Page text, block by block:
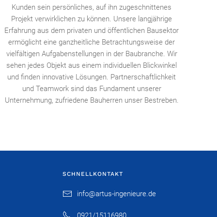
Kunden sein persönliches, auf ihn zugeschnittenes
Projekt verwirklichen zu können. Unsere langjährige
Erfahrung aus dem privaten und öffentlichen Bausektor
ermöglicht eine ganzheitliche Betrachtungsweise der
vielfältigen Aufgabenstellungen in der Baubranche. Wir
sehen jedes Objekt aus einem individuellen Blickwinkel
und finden innovative Lösungen. Partnerschaftlichkeit
und Teamwork sind das Fundament unserer
Unternehmung, zufriedene Bauherren unser Bestreben.
SCHNELLKONTAKT
info@artus-ingenieure.de